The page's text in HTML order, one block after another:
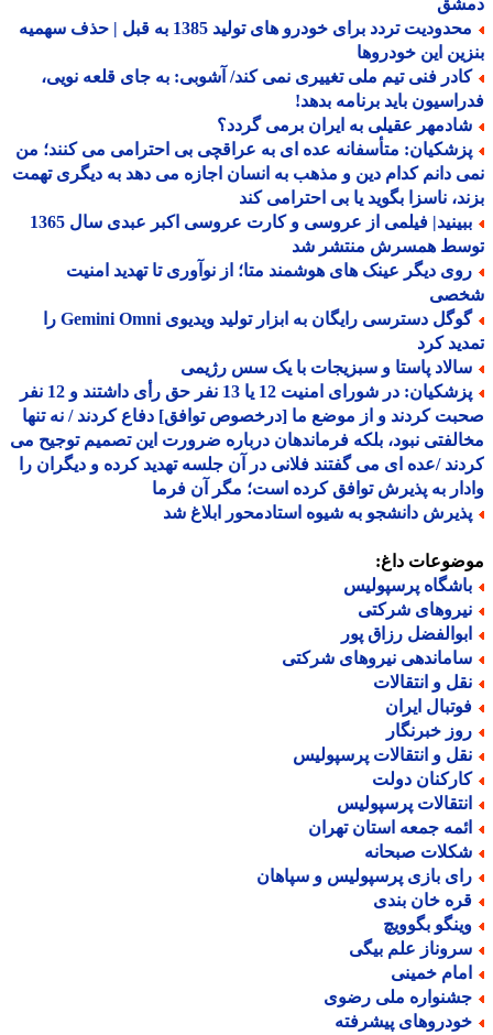
محدودیت تردد برای خودرو های تولید 1385 به قبل | حذف سهمیه
این خودروها
فنی تیم ملی تغییری نمی کند/ آشوبی: به جای قلعه نویی،
باید برنامه بدهد!
عقیلی به ایران برمی گردد؟
متأسفانه عده ای به عراقچی بی احترامی می کنند؛ من
دانم کدام دین و مذهب به انسان اجازه می دهد به دیگری تهمت
ناسزا بگوید یا بی احترامی کند
ببینید| فیلمی از عروسی و کارت عروسی اکبر عبدی سال 1365
همسرش منتشر شد
دیگر عینک های هوشمند متا؛ از نوآوری تا تهدید امنیت
گوگل دسترسی رایگان به ابزار تولید ویدیوی Gemini Omni را
کرد
پاستا و سبزیجات با یک سس رژیمی
پزشکیان: در شورای امنیت 12 یا 13 نفر حق رأی داشتند و 12 نفر
کردند و از موضع ما [درخصوص توافق] دفاع کردند / نه تنها
نبود، بلکه فرماندهان درباره ضرورت این تصمیم توجیح می
/عده ای می گفتند فلانی در آن جلسه تهدید کرده و دیگران را
به پذیرش توافق کرده است؛ مگر آن فرما
دانشجو به شیوه استادمحور ابلاغ شد
داغ:
پرسپولیس
شرکتی
رزاق پور
نیروهای شرکتی
و انتقالات
ایران
خبرنگار
و انتقالات پرسپولیس
دولت
پرسپولیس
جمعه استان تهران
صبحانه
بازی پرسپولیس و سپاهان
خان بندی
بگوویچ
علم بیگی
خمینی
ملی رضوی
پیشرفته